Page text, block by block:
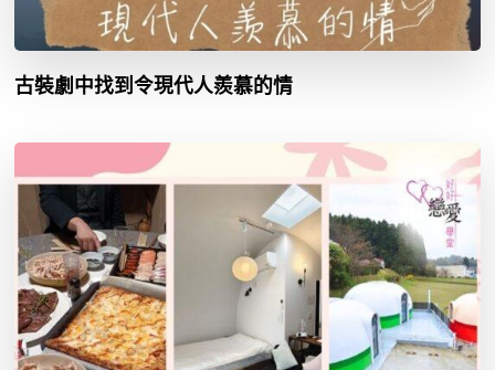
古裝劇中找到令現代人羨慕的情